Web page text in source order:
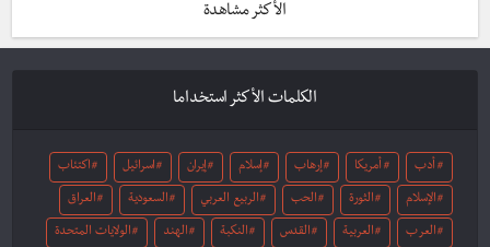
الأكثر مشاهدة
الكلمات الأكثر استخداما
أدب أمريكا إرهاب إسلام إيران اسرائيل اكتئاب
الإسلام الثورة الحب الربيع العربي السعودية العراق
العرب العربية القدس النكبة الهند الولايات المتحدة